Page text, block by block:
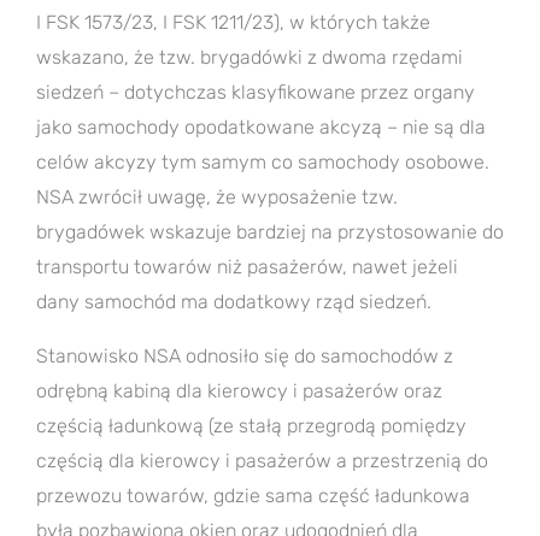
I FSK 1573/23, I FSK 1211/23), w których także
wskazano, że tzw. brygadówki z dwoma rzędami
siedzeń – dotychczas klasyfikowane przez organy
jako samochody opodatkowane akcyzą – nie są dla
celów akcyzy tym samym co samochody osobowe.
NSA zwrócił uwagę, że wyposażenie tzw.
brygadówek wskazuje bardziej na przystosowanie do
transportu towarów niż pasażerów, nawet jeżeli
dany samochód ma dodatkowy rząd siedzeń.
Stanowisko NSA odnosiło się do samochodów z
odrębną kabiną dla kierowcy i pasażerów oraz
częścią ładunkową (ze stałą przegrodą pomiędzy
częścią dla kierowcy i pasażerów a przestrzenią do
przewozu towarów, gdzie sama część ładunkowa
była pozbawiona okien oraz udogodnień dla